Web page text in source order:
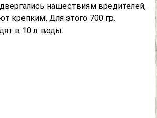
нашествиям вредителей,
крепким. Для этого 700 гр.
в 10 л. воды.